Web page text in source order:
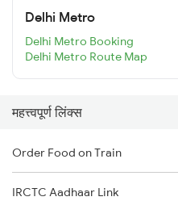
Delhi Metro
Delhi Metro Booking
Delhi Metro Route Map
महत्त्वपूर्ण लिंक्स
Order Food on Train
IRCTC Aadhaar Link